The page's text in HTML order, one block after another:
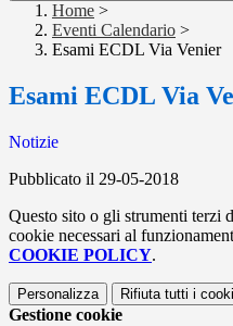
Home >
Eventi Calendario >
Esami ECDL Via Venier
Esami ECDL Via
Notizie
Pubblicato il 29-05-2018
Questo sito o gli strumenti terzi
cookie necessari al
COOKIE POLICY.
Personalizza Rifiuta tutti i
Gestione cookie